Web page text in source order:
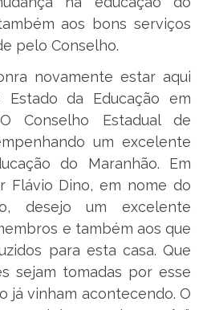
aos bons serviços
pelo Conselho.
novamente estar aqui
da Educação em
Conselho Estadual de
um excelente
do Maranhão. Em
Flávio Dino, em nome do
desejo um excelente
e também aos que
para esta casa. Que
sejam tomadas por esse
já vinham acontecendo. O